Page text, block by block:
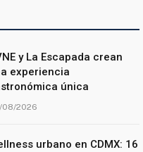
y La Escapada crean
experiencia
única
08/2026
urbano en CDMX: 16